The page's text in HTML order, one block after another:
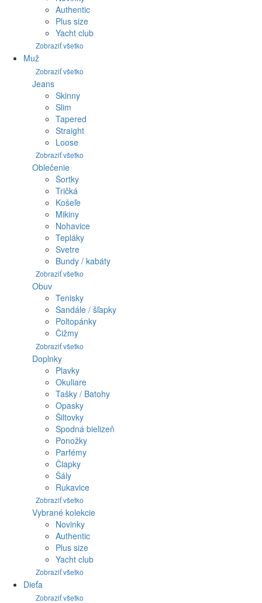
Authentic
Plus size
Yacht club
Zobraziť všetko
Muž
Zobraziť všetko
Jeans
Skinny
Slim
Tapered
Straight
Loose
Zobraziť všetko
Oblečenie
Šortky
Tričká
Košeľe
Mikiny
Nohavice
Tepláky
Svetre
Bundy / kabáty
Zobraziť všetko
Obuv
Tenisky
Sandále / šľapky
Poltopánky
Čižmy
Zobraziť všetko
Doplnky
Plavky
Okuliare
Tašky / Batohy
Opasky
Šiltovky
Spodná bielizeň
Ponožky
Parfémy
Čiapky
Šály
Rukavice
Zobraziť všetko
Vybrané kolekcie
Novinky
Authentic
Plus size
Yacht club
Zobraziť všetko
Dieťa
Zobraziť všetko